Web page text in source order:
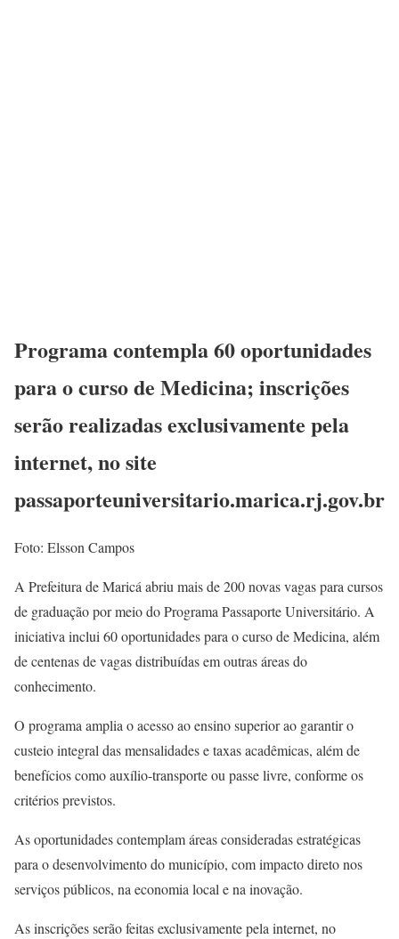
Programa contempla 60 oportunidades
para o curso de Medicina; inscrições
serão realizadas exclusivamente pela
internet, no site
passaporteuniversitario.marica.rj.gov.br
Foto: Elsson Campos
A Prefeitura de Maricá abriu mais de 200 novas vagas para cursos
de graduação por meio do Programa Passaporte Universitário. A
iniciativa inclui 60 oportunidades para o curso de Medicina, além
de centenas de vagas distribuídas em outras áreas do
conhecimento.
O programa amplia o acesso ao ensino superior ao garantir o
custeio integral das mensalidades e taxas acadêmicas, além de
benefícios como auxílio-transporte ou passe livre, conforme os
critérios previstos.
As oportunidades contemplam áreas consideradas estratégicas
para o desenvolvimento do município, com impacto direto nos
serviços públicos, na economia local e na inovação.
As inscrições serão feitas exclusivamente pela internet, no